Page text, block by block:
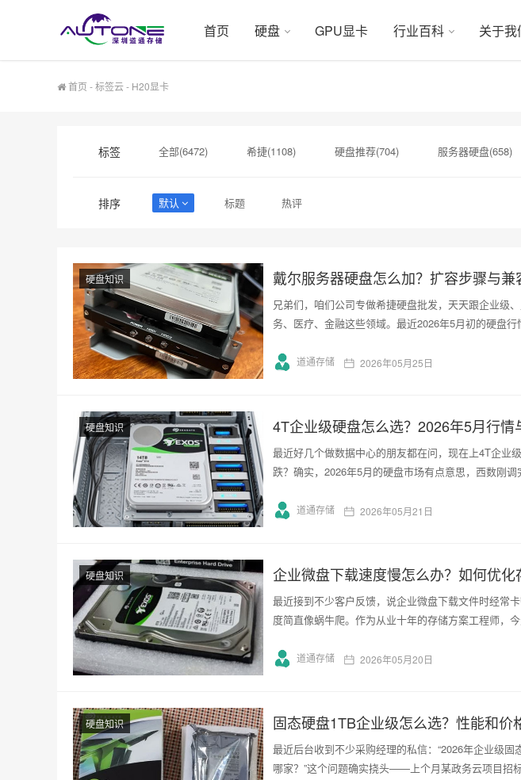
首页 硬盘 GPU显卡 行业百科 关于我
首页 -标签云- H20显卡
标签 全部(6472) 希捷(1108) 硬盘推荐(704) 服务器硬盘(658)
排序 默认 标题 热评
硬盘知识 戴尔服务器硬盘怎么加？扩容步骤与兼
兄弟们，咱们公司专做希捷硬盘批发，天天跟企业级
务、医疗、金融这些领域。最近2026年5月初的硬盘
道通存储 2026年05月25日
硬盘知识 4T企业级硬盘怎么选？2026年5月行情
最近好几个做数据中心的朋友都在问，现在上4T企业
跌？确实，2026年5月的硬盘市场有点意思，西数刚
道通存储 2026年05月21日
硬盘知识 企业微盘下载速度慢怎么办？如何优化
最近接到不少客户反馈，说企业微盘下载文件时经常
度简直像蜗牛爬。作为从业十年的存储方案工程师，
道通存储 2026年05月20日
硬盘知识 固态硬盘1TB企业级怎么选？性能和价
最近后台收到不少采购经理的私信：“2026年企业级
哪家？”这个问题确实挠头——上个月某政务云项目招